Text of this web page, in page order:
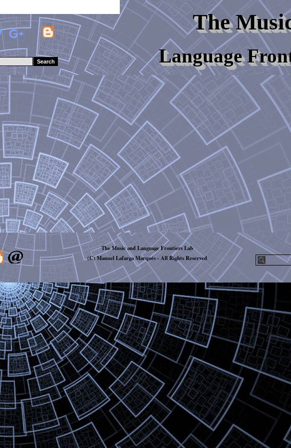
The
Search Language
The Music and Language Frontiers Lab
(C) Manuel Lafarga Marqués - All Rights Reserved